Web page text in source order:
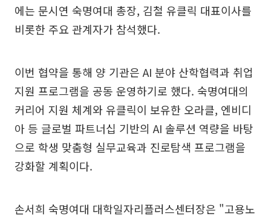
에는 문시연 숙명여대 총장, 김철 유클릭 대표이사를
비롯한 주요 관계자가 참석했다.
이번 협약을 통해 양 기관은 AI 분야 산학협력과 취업
지원 프로그램을 공동 운영하기로 했다. 숙명여대의
커리어 지원 체계와 유클릭이 보유한 오라클, 엔비디
아 등 글로벌 파트너십 기반의 AI 솔루션 역량을 바탕
으로 학생 맞춤형 실무교육과 진로탐색 프로그램을
강화할 계획이다.
손서희 숙명여대 대학일자리플러스센터장은 "고용노